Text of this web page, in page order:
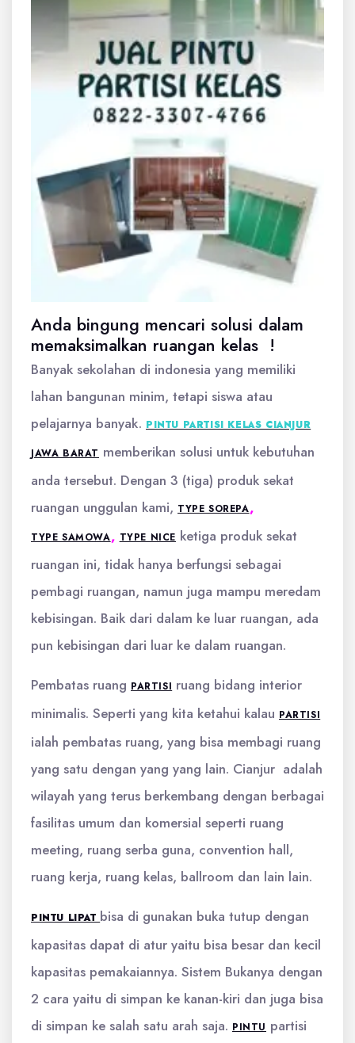
Anda bingung mencari solusi dalam
memaksimalkan ruangan kelas !
Banyak sekolahan di indonesia yang memiliki
lahan bangunan minim, tetapi siswa atau
pelajarnya banyak. PINTU PARTISI KELAS CIANJUR
JAWA BARAT memberikan solusi untuk kebutuhan
anda tersebut. Dengan 3 (tiga) produk sekat
ruangan unggulan kami, TYPE SOREPA,
TYPE SAMOWA, TYPE NICE ketiga produk sekat
ruangan ini, tidak hanya berfungsi sebagai
pembagi ruangan, namun juga mampu meredam
kebisingan. Baik dari dalam ke luar ruangan, ada
pun kebisingan dari luar ke dalam ruangan.
Pembatas ruang PARTISI ruang bidang interior
minimalis. Seperti yang kita ketahui kalau PARTISI
ialah pembatas ruang, yang bisa membagi ruang
yang satu dengan yang yang lain. Cianjur adalah
wilayah yang terus berkembang dengan berbagai
fasilitas umum dan komersial seperti ruang
meeting, ruang serba guna, convention hall,
ruang kerja, ruang kelas, ballroom dan lain lain.
PINTU LIPAT bisa di gunakan buka tutup dengan
kapasitas dapat di atur yaitu bisa besar dan kecil
kapasitas pemakaiannya. Sistem Bukanya dengan
2 cara yaitu di simpan ke kanan-kiri dan juga bisa
di simpan ke salah satu arah saja. PINTU partisi